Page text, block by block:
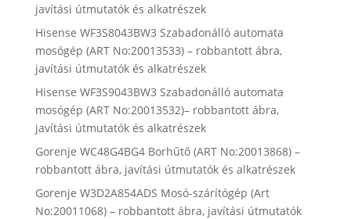
javítási útmutatók és alkatrészek
Hisense WF3S8043BW3 Szabadonálló automata
mosógép (ART No:20013533) – robbantott ábra,
javítási útmutatók és alkatrészek
Hisense WF3S9043BW3 Szabadonálló automata
mosógép (ART No:20013532)– robbantott ábra,
javítási útmutatók és alkatrészek
Gorenje WC48G4BG4 Borhűtő (ART No:20013868) –
robbantott ábra, javítási útmutatók és alkatrészek
Gorenje W3D2A854ADS Mosó-szárítógép (Art
No:20011068) – robbantott ábra, javítási útmutatók